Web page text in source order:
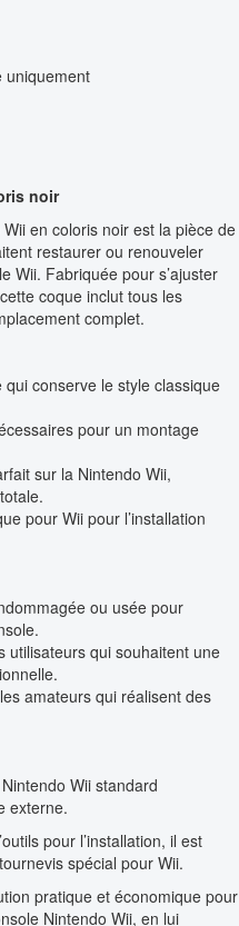
uniquement
noir
en coloris noir est la pièce de
restaurer ou renouveler
Wii. Fabriquée pour s’ajuster
coque inclut tous les
complet.
conserve le style classique
pour un montage
sur la Nintendo Wii,
pour Wii pour l’installation
ou usée pour
utilisateurs qui souhaitent une
amateurs qui réalisent des
Wii standard
externe.
pour l’installation, il est
spécial pour Wii.
pratique et économique pour
Nintendo Wii, en lui